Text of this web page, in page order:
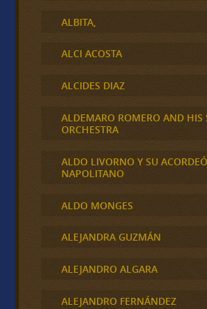
ALBITA,
ALCI ACOSTA
ALCIDES DIAZ
ALDEMARO ROMERO AND HIS
ORCHESTRA
ALDO LIVORNO Y SU
NAPOLITANO
ALDO MONGES
ALEJANDRA GUZMÁN
ALEJANDRO ALGARA
ALEJANDRO FERNÁNDEZ